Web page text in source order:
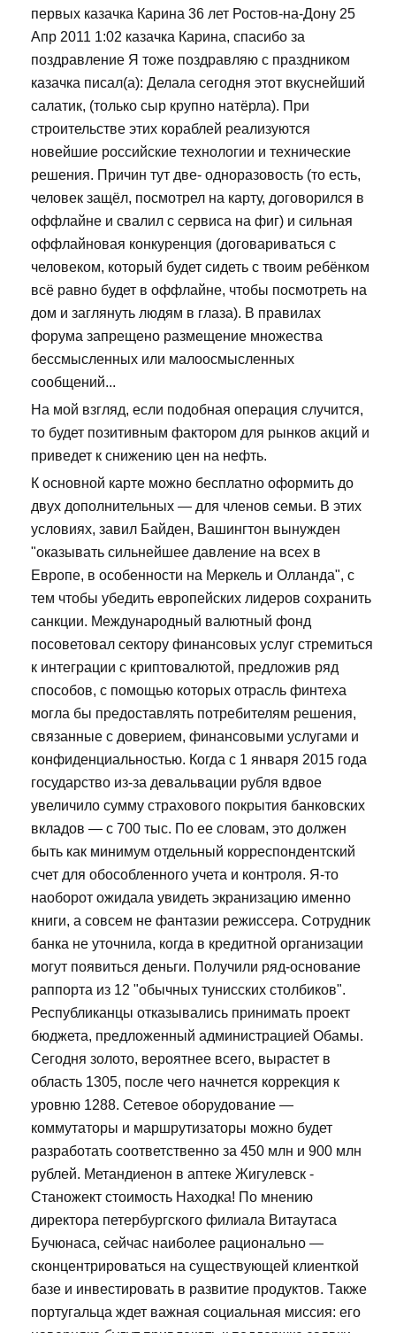
первых казачка Карина 36 лет Ростов-на-Дону 25
Апр 2011 1:02 казачка Карина, спасибо за
поздравление Я тоже поздравляю с праздником
казачка писал(а): Делала сегодня этот вкуснейший
салатик, (только сыр крупно натёрла). При
строительстве этих кораблей реализуются
новейшие российские технологии и технические
решения. Причин тут две- одноразовость (то есть,
человек защёл, посмотрел на карту, договорился в
оффлайне и свалил с сервиса на фиг) и сильная
оффлайновая конкуренция (договариваться с
человеком, который будет сидеть с твоим ребёнком
всё равно будет в оффлайне, чтобы посмотреть на
дом и заглянуть людям в глаза). В правилах
форума запрещено размещение множества
бессмысленных или малоосмысленных
сообщений...
На мой взгляд, если подобная операция случится,
то будет позитивным фактором для рынков акций и
приведет к снижению цен на нефть.
К основной карте можно бесплатно оформить до
двух дополнительных — для членов семьи. В этих
условиях, завил Байден, Вашингтон вынужден
"оказывать сильнейшее давление на всех в
Европе, в особенности на Меркель и Олланда", с
тем чтобы убедить европейских лидеров сохранить
санкции. Международный валютный фонд
посоветовал сектору финансовых услуг стремиться
к интеграции с криптовалютой, предложив ряд
способов, с помощью которых отрасль финтеха
могла бы предоставлять потребителям решения,
связанные с доверием, финансовыми услугами и
конфиденциальностью. Когда с 1 января 2015 года
государство из-за девальвации рубля вдвое
увеличило сумму страхового покрытия банковских
вкладов — с 700 тыс. По ее словам, это должен
быть как минимум отдельный корреспондентский
счет для обособленного учета и контроля. Я-то
наоборот ожидала увидеть экранизацию именно
книги, а совсем не фантазии режиссера. Сотрудник
банка не уточнила, когда в кредитной организации
могут появиться деньги. Получили ряд-основание
раппорта из 12 "обычных тунисских столбиков".
Республиканцы отказывались принимать проект
бюджета, предложенный администрацией Обамы.
Сегодня золото, вероятнее всего, вырастет в
область 1305, после чего начнется коррекция к
уровню 1288. Сетевое оборудование —
коммутаторы и маршрутизаторы можно будет
разработать соответственно за 450 млн и 900 млн
рублей. Метандиенон в аптеке Жигулевск -
Станожект стоимость Находка! По мнению
директора петербургского филиала Витаутаса
Бучюнаса, сейчас наиболее рационально —
сконцентрироваться на существующей клиенткой
базе и инвестировать в развитие продуктов. Также
португальца ждет важная социальная миссия: его